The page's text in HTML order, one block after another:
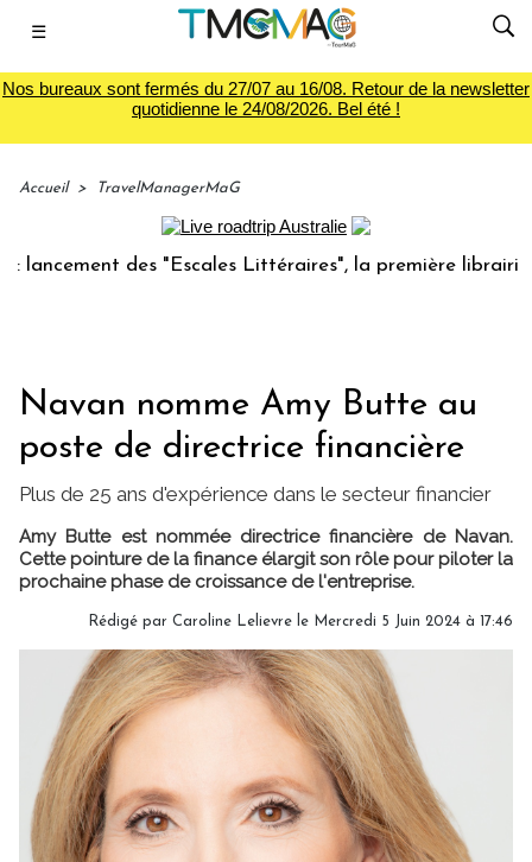
☰
Nos bureaux sont fermés du 27/07 au 16/08. Retour de la newsletter
quotidienne le 24/08/2026. Bel été !
Accueil > TravelManagerMaG
des "Escales Littéraires", la première librairie du
Navan nomme Amy Butte au
poste de directrice financière
Plus de 25 ans d'expérience dans le secteur financier
Amy Butte est nommée directrice financière de Navan.
Cette pointure de la finance élargit son rôle pour piloter la
prochaine phase de croissance de l'entreprise.
Rédigé par Caroline Lelievre le Mercredi 5 Juin 2024 à 17:46